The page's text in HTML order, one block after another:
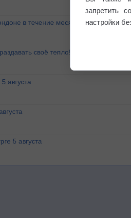
в течение месяца не выпадал
своё тепло!
августа
5 августа
запретить
настройки